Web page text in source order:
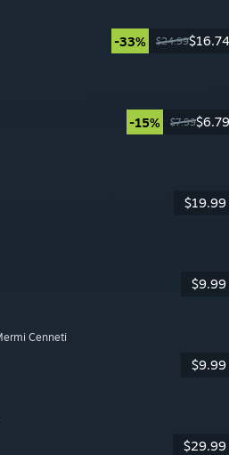
-33% $24.99$16.74
-15% $7.99$6.79
$19.99
$9.99
Cenneti
$9.99
$29.99